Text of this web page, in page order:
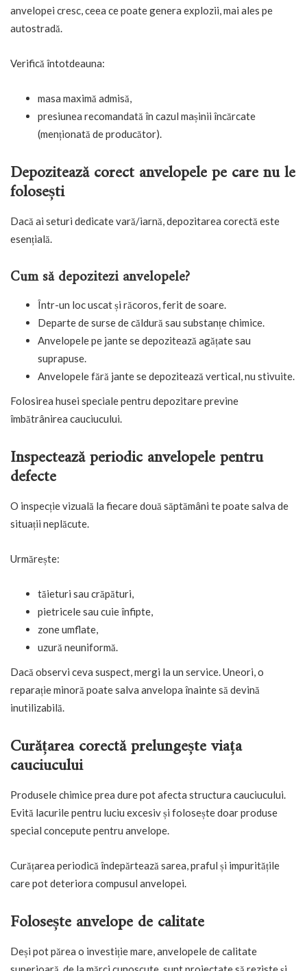
anvelopei cresc, ceea ce poate genera explozii, mai ales pe
autostradă.
Verifică întotdeauna:
masa maximă admisă,
presiunea recomandată în cazul mașinii încărcate
(menționată de producător).
Depozitează corect anvelopele pe care nu le
folosești
Dacă ai seturi dedicate vară/iarnă, depozitarea corectă este
esențială.
Cum să depozitezi anvelopele?
Într-un loc uscat și răcoros, ferit de soare.
Departe de surse de căldură sau substanțe chimice.
Anvelopele pe jante se depozitează agățate sau
suprapuse.
Anvelopele fără jante se depozitează vertical, nu stivuite.
Folosirea husei speciale pentru depozitare previne
îmbătrânirea cauciucului.
Inspectează periodic anvelopele pentru
defecte
O inspecție vizuală la fiecare două săptămâni te poate salva de
situații neplăcute.
Urmărește:
tăieturi sau crăpături,
pietricele sau cuie înfipte,
zone umflate,
uzură neuniformă.
Dacă observi ceva suspect, mergi la un service. Uneori, o
reparație minoră poate salva anvelopa înainte să devină
inutilizabilă.
Curățarea corectă prelungește viața
cauciucului
Produsele chimice prea dure pot afecta structura cauciucului.
Evită lacurile pentru luciu excesiv și folosește doar produse
special concepute pentru anvelope.
Curățarea periodică îndepărtează sarea, praful și impuritățile
care pot deteriora compusul anvelopei.
Folosește anvelope de calitate
Deși pot părea o investiție mare, anvelopele de calitate